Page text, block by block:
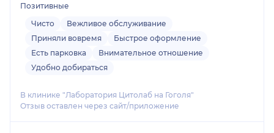
рядом с домом!
Позитивные
Чисто
Вежливое обслуживание
Приняли вовремя
Быстрое оформление
Есть парковка
Внимательное отношение
Удобно добираться
В клинике "Лаборатория Цитолаб на Гоголя"
Отзыв оставлен через сайт/приложение